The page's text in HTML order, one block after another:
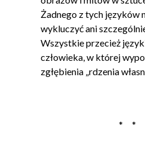
Żadnego z tych języków
wykluczyć ani
Wszystkie przecież
człowieka, w której
zgłębienia „rdzenia
* *